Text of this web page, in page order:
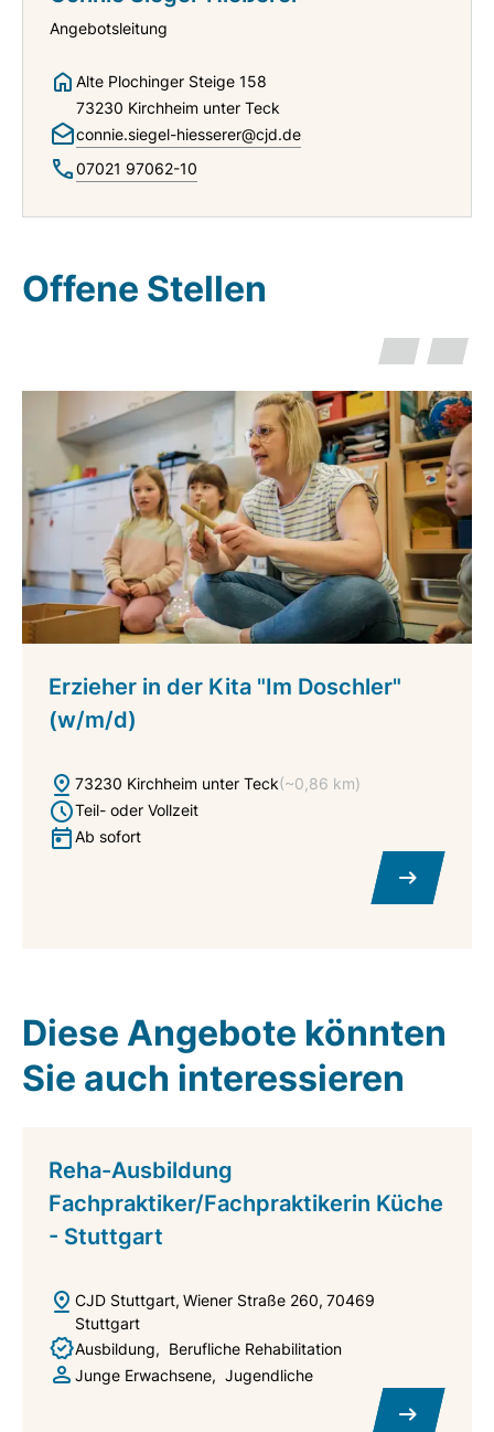
Angebotsleitung
Alte Plochinger Steige 158
73230 Kirchheim unter Teck
connie.siegel-hiesserer@cjd.de
07021 97062-10
Offene Stellen
Erzieher in der Kita "Im Doschler"
(w/m/d)
73230 Kirchheim unter Teck(~0,86 km)
Teil- oder Vollzeit
Ab sofort
Diese Angebote könnten
Sie auch interessieren
Reha-Ausbildung
Fachpraktiker/Fachpraktikerin Küche
- Stuttgart
CJD Stuttgart Wiener Straße 260 70469
Stuttgart
Ausbildung
Berufliche Rehabilitation
Junge Erwachsene
Jugendliche